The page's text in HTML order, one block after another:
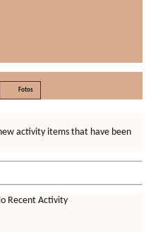
Fotos
activity items that have been
Recent Activity